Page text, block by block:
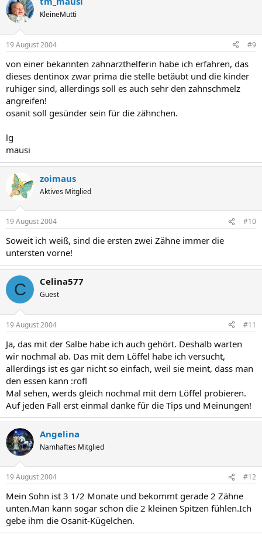
KleineMutti
19 August 2004 #9
von einer bekannten zahnarzthelferin habe ich erfahren, das
dieses dentinox zwar prima die stelle betäubt und die kinder
ruhiger sind, allerdings soll es auch sehr den zahnschmelz
angreifen!
osanit soll gesünder sein für die zähnchen.
lg
mausi
zoimaus
Aktives Mitglied
19 August 2004 #10
Soweit ich weiß, sind die ersten zwei Zähne immer die
untersten vorne!
C Celina577
Guest
19 August 2004 #11
Ja, das mit der Salbe habe ich auch gehört. Deshalb warten
wir nochmal ab. Das mit dem Löffel habe ich versucht,
allerdings ist es gar nicht so einfach, weil sie meint, dass man
den essen kann :rofl
Mal sehen, werds gleich nochmal mit dem Löffel probieren.
Auf jeden Fall erst einmal danke für die Tips und Meinungen!
Angelina
Namhaftes Mitglied
19 August 2004 #12
Mein Sohn ist 3 1/2 Monate und bekommt gerade 2 Zähne
unten.Man kann sogar schon die 2 kleinen Spitzen fühlen.Ich
gebe ihm die Osanit-Kügelchen.